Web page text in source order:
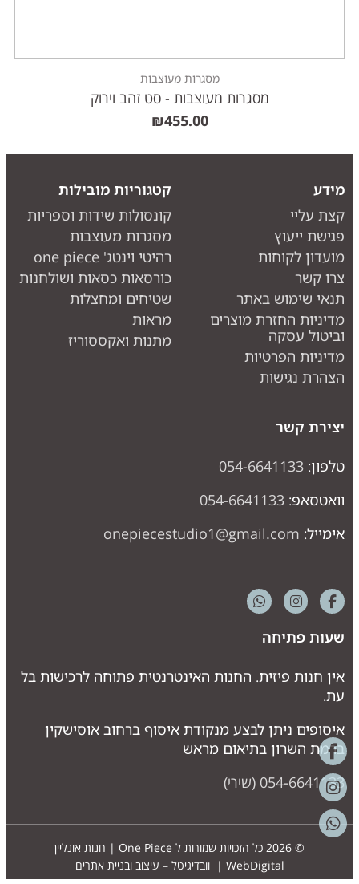
מסגרות מעוצבות
מסגרות מעוצבות - סט זהב וירוק
₪455.00
מידע
קצת עליי
פגישת ייעוץ
מועדון לקוחות
צרו קשר
תנאי שימוש באתר
מדיניות החזרת מוצרים
וביטול עסקה
מדיניות הפרטיות
הצהרת נגישות
קטגוריות מובילות
קונסולות שידות וספריות
מסגרות מעוצבות
רהיטי וינטג' one piece
כורסאות כסאות ושולחנות
שטיחים ומחצלות
מראות
מתנות ואקססוריז
יצירת קשר
טלפון: 054-6641133
וואטסאפ: 054-6641133
אימייל: onepiecestudio1@gmail.com
שעות פתיחה
אין חנות פיזית. החנות האינטרנטית פתוחה לרכישות בל
עת.
איסופים ניתן לבצע מנקודת איסוף ברחוב אוסישקין
ברמת השרון בתיאום מראש
054-6641133 (שירי)
© 2026 כל הזכויות שמורות ל
One Piece | חנות אונליין
WebDigital | וובדיגיטל – עיצוב ובניית אתרים